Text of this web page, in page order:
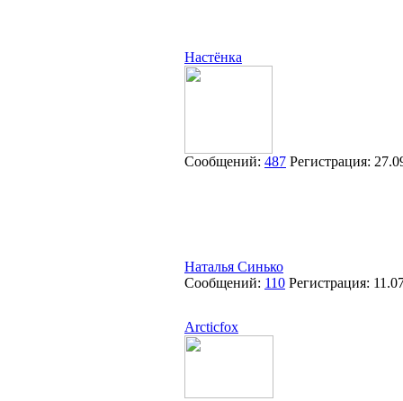
Настёнка
Сообщений: 487 Регистрация:
Наталья Синько
Сообщений: 110 Регистрация:
Arcticfox